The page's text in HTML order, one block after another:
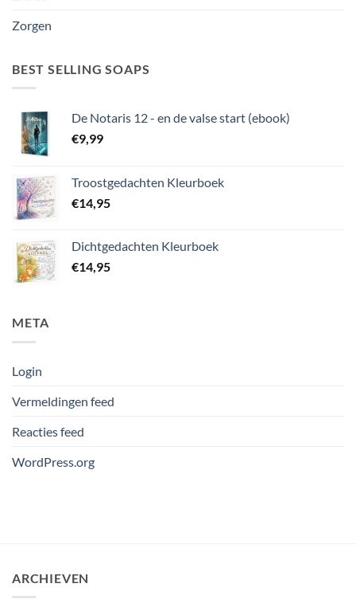
Zorgen
BEST SELLING SOAPS
De Notaris 12 - en de valse start (ebook)
€9,99
Troostgedachten Kleurboek
€14,95
Dichtgedachten Kleurboek
€14,95
META
Login
Vermeldingen feed
Reacties feed
WordPress.org
ARCHIEVEN